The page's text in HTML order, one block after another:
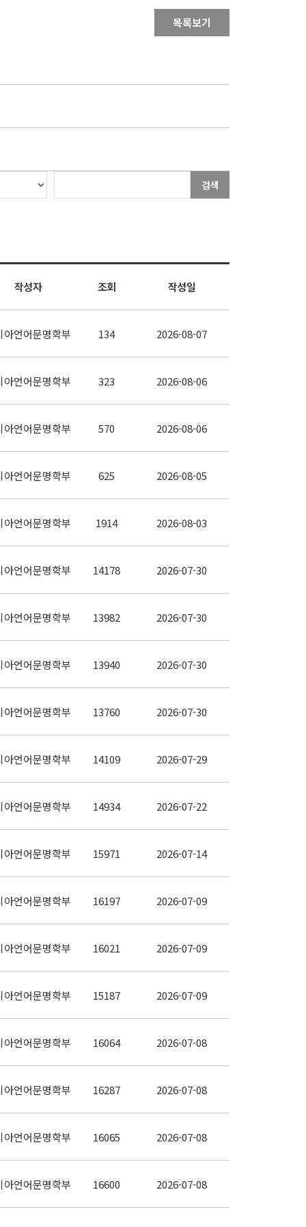
목록보기
검색
작성자 조회 작성일
아언어문명학부 134 2026-08-07
아언어문명학부 323 2026-08-06
아언어문명학부 570 2026-08-06
아언어문명학부 625 2026-08-05
아언어문명학부 1914 2026-08-03
아언어문명학부 14178 2026-07-30
아언어문명학부 13982 2026-07-30
아언어문명학부 13940 2026-07-30
아언어문명학부 13760 2026-07-30
아언어문명학부 14109 2026-07-29
아언어문명학부 14934 2026-07-22
아언어문명학부 15971 2026-07-14
아언어문명학부 16197 2026-07-09
아언어문명학부 16021 2026-07-09
아언어문명학부 15187 2026-07-09
아언어문명학부 16064 2026-07-08
아언어문명학부 16287 2026-07-08
아언어문명학부 16065 2026-07-08
아언어문명학부 16600 2026-07-08